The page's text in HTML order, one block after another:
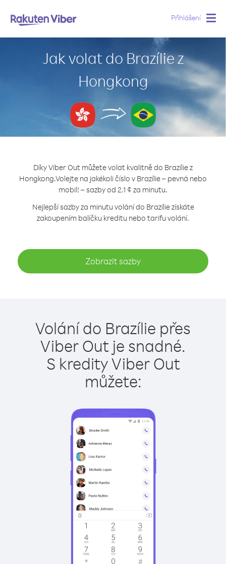
Přihlášení
Jak volat do Brazílie z
Hongkong
Díky Viber Out můžete volat kvalitně do Brazílie z
Hongkong.Volejte na jakékoli číslo v Brazílie – pevná nebo
mobil! – sazby od 2.1 ¢ za minutu.
Nejlepší sazby za minutu volání do Brazílie získáte
zakoupením balíčku kreditu nebo tarifu volání.
Zobrazit sazby
Volání do Brazílie přes
Viber Out je snadné.
S kredity Viber Out
můžete: